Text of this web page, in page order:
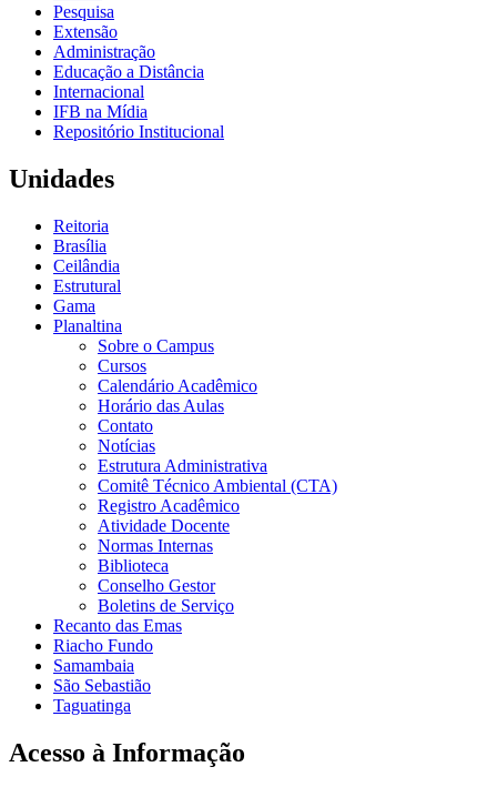
Pesquisa
Extensão
Administração
Educação a Distância
Internacional
IFB na Mídia
Repositório Institucional
Unidades
Reitoria
Brasília
Ceilândia
Estrutural
Gama
Planaltina
Sobre o Campus
Cursos
Calendário Acadêmico
Horário das Aulas
Contato
Notícias
Estrutura Administrativa
Comitê Técnico Ambiental (CTA)
Registro Acadêmico
Atividade Docente
Normas Internas
Biblioteca
Conselho Gestor
Boletins de Serviço
Recanto das Emas
Riacho Fundo
Samambaia
São Sebastião
Taguatinga
Acesso à Informação